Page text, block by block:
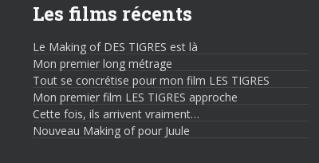
Les films récents
Le Making of DES TIGRES est là
Mon premier long métrage
Tout se concrétise pour mon film LES TIGRES
Mon premier film LES TIGRES approche
Cette fois, ils arrivent vraiment…
Nouveau Making of pour Juule